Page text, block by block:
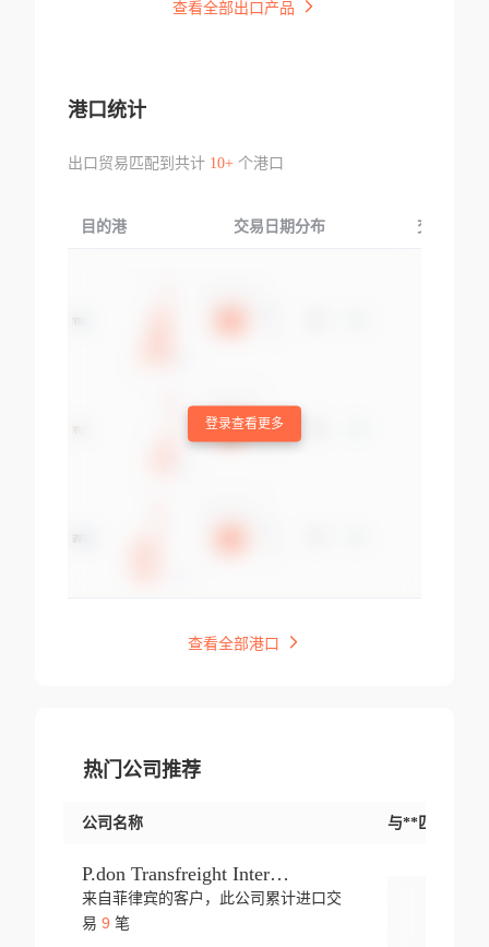
查看全部出口产品
港口统计
出口贸易匹配到共计 10+个港口
目的港 交易日期分布 交易产品
登录查看更多
查看全部港口
热门公司推荐
公司名称 与**匹配交易
P.don Transfreight International
来自菲律宾的客户，此公司累计进口交
易 9 笔